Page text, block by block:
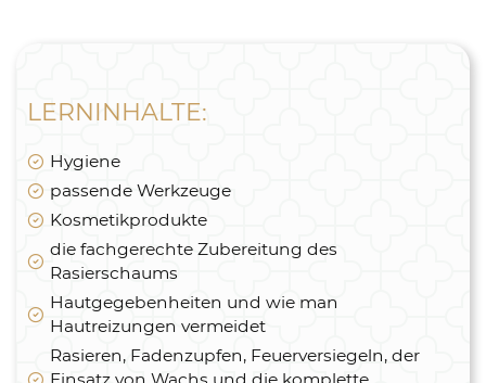
LERNINHALTE:
Hygiene
passende Werkzeuge
Kosmetikprodukte
die fachgerechte Zubereitung des
Rasierschaums
Hautgegebenheiten und wie man
Hautreizungen vermeidet
Rasieren, Fadenzupfen, Feuerversiegeln, der